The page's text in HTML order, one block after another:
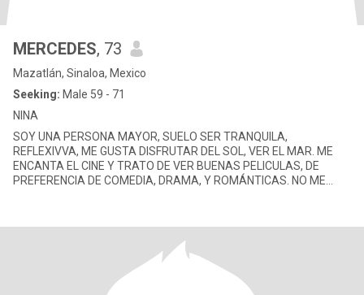
MERCEDES, 73
Mazatlán, Sinaloa, Mexico
Seeking: Male 59 - 71
NINA
SOY UNA PERSONA MAYOR, SUELO SER TRANQUILA,
REFLEXIVVA, ME GUSTA DISFRUTAR DEL SOL, VER EL MAR. ME
ENCANTA EL CINE Y TRATO DE VER BUENAS PELICULAS, DE
PREFERENCIA DE COMEDIA, DRAMA, Y ROMÁNTICAS. NO ME